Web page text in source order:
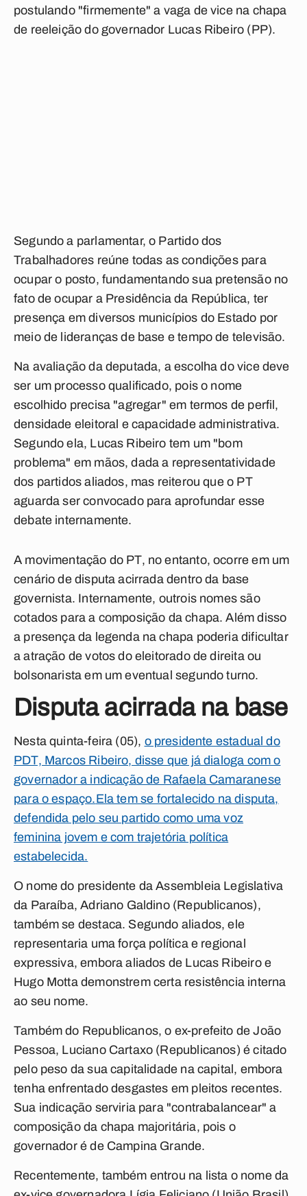
postulando "firmemente" a vaga de vice na chapa
de reeleição do governador Lucas Ribeiro (PP).
Segundo a parlamentar, o Partido dos
Trabalhadores reúne todas as condições para
ocupar o posto, fundamentando sua pretensão no
fato de ocupar a Presidência da República, ter
presença em diversos municípios do Estado por
meio de lideranças de base e tempo de televisão.
Na avaliação da deputada, a escolha do vice deve
ser um processo qualificado, pois o nome
escolhido precisa "agregar" em termos de perfil,
densidade eleitoral e capacidade administrativa.
Segundo ela, Lucas Ribeiro tem um "bom
problema" em mãos, dada a representatividade
dos partidos aliados, mas reiterou que o PT
aguarda ser convocado para aprofundar esse
debate internamente.
A movimentação do PT, no entanto, ocorre em um
cenário de disputa acirrada dentro da base
governista. Internamente, outrois nomes são
cotados para a composição da chapa. Além disso
a presença da legenda na chapa poderia dificultar
a atração de votos do eleitorado de direita ou
bolsonarista em um eventual segundo turno.
Disputa acirrada na base
Nesta quinta-feira (05), o presidente estadual do
PDT, Marcos Ribeiro, disse que já dialoga com o
governador a indicação de Rafaela Camaranese
para o espaço.Ela tem se fortalecido na disputa,
defendida pelo seu partido como uma voz
feminina jovem e com trajetória política
estabelecida.
O nome do presidente da Assembleia Legislativa
da Paraíba, Adriano Galdino (Republicanos),
também se destaca. Segundo aliados, ele
representaria uma força política e regional
expressiva, embora aliados de Lucas Ribeiro e
Hugo Motta demonstrem certa resistência interna
ao seu nome.
Também do Republicanos, o ex-prefeito de João
Pessoa, Luciano Cartaxo (Republicanos) é citado
pelo peso da sua capitalidade na capital, embora
tenha enfrentado desgastes em pleitos recentes.
Sua indicação serviria para "contrabalancear" a
composição da chapa majoritária, pois o
governador é de Campina Grande.
Recentemente, também entrou na lista o nome da